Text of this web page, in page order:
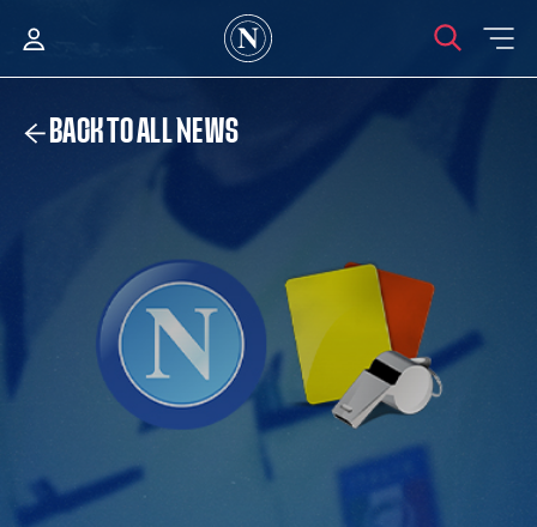
BACK TO ALL NEWS